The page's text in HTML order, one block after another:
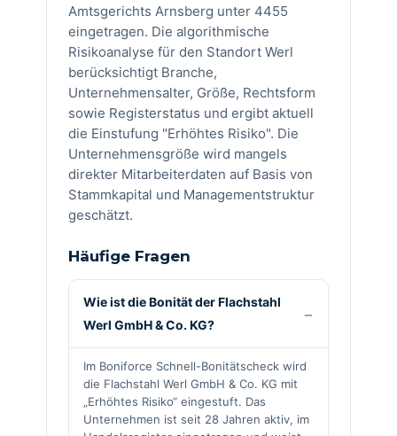
Amtsgerichts Arnsberg unter 4455
eingetragen. Die algorithmische
Risikoanalyse für den Standort Werl
berücksichtigt Branche,
Unternehmensalter, Größe, Rechtsform
sowie Registerstatus und ergibt aktuell
die Einstufung "Erhöhtes Risiko". Die
Unternehmensgröße wird mangels
direkter Mitarbeiterdaten auf Basis von
Stammkapital und Managementstruktur
geschätzt.
Häufige Fragen
Wie ist die Bonität der Flachstahl
Werl GmbH & Co. KG?
Im Boniforce Schnell-Bonitätscheck wird
die Flachstahl Werl GmbH & Co. KG mit
„Erhöhtes Risiko“ eingestuft. Das
Unternehmen ist seit 28 Jahren aktiv, im